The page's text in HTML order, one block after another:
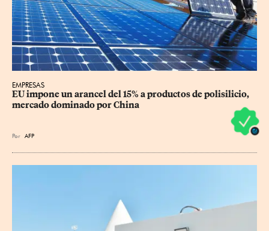
EMPRESAS
EU impone un arancel del 15% a productos de polisilicio,
mercado dominado por China
Por AFP